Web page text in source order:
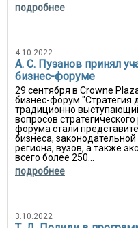
подробнее
4.10.2022
А. С. Пузанов принял
бизнес-форуме
29 сентября в Crowne
бизнес-форум "Стратегия
традиционно
вопросов
форума стали
бизнеса,
региона, вузов, а также
всего более 250...
подробнее
3.10.2022